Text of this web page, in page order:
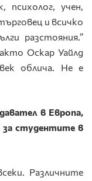
психолог, учен,
и всичко
разстояния.”
Оскар Уайлд
облича. Не е
в Европа,
за студентите в
Различните